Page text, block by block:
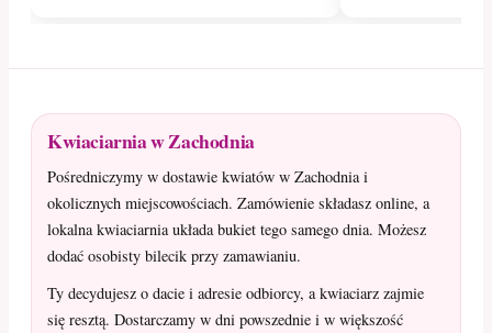
Kwiaciarnia w Zachodnia
Pośredniczymy w dostawie kwiatów w Zachodnia i
okolicznych miejscowościach. Zamówienie składasz online, a
lokalna kwiaciarnia układa bukiet tego samego dnia. Możesz
dodać osobisty bilecik przy zamawianiu.
Ty decydujesz o dacie i adresie odbiorcy, a kwiaciarz zajmie
się resztą. Dostarczamy w dni powszednie i w większość